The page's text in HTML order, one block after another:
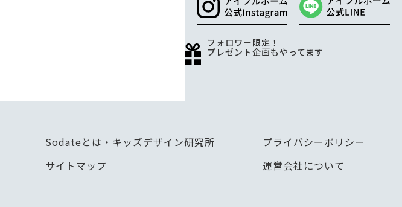
フォロワー限定！
プレゼント企画もやってます
Sodateとは・キッズデザイン研究所
サイトマップ
プライバシーポリシー
運営会社について